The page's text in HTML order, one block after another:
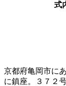
式
京都府亀岡市に
に鎮座。３７２